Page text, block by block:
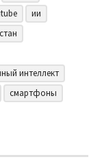
ии
интеллект
смартфоны